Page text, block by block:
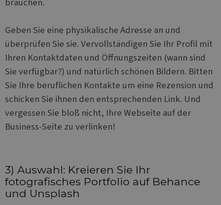
Geben Sie eine physikalische Adresse an und
überprüfen Sie sie. Vervollständigen Sie Ihr Profil mit
Ihren Kontaktdaten und Öffnungszeiten (wann sind
Sie verfügbar?) und natürlich schönen Bildern. Bitten
Sie Ihre beruflichen Kontakte um eine Rezension und
schicken Sie ihnen den entsprechenden Link. Und
vergessen Sie bloß nicht, Ihre Webseite auf der
Business-Seite zu verlinken!
3) Auswahl: Kreieren Sie Ihr
fotografisches Portfolio auf Behance
und Unsplash